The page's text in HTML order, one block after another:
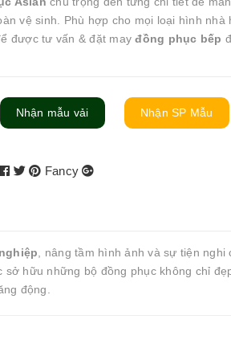
vệ sinh. Phù hợp cho mọi loại hình nhà
được tư vấn & đặt mayđồng phục bếp
Nhận mẫu vải Nhận SP Mẫu
Fancy
, nâng tầm hình ảnh và sự tiện
hữu những bộ đồng phục không chỉ
động.